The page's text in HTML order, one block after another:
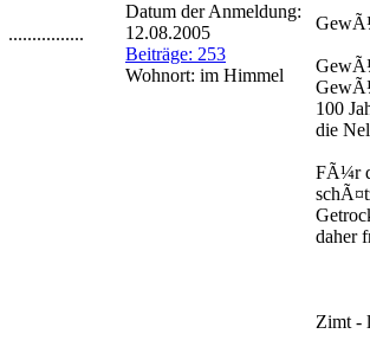
................
Datum der Anmeldung:
12.08.2005
Beiträge: 253
Wohnort: im Himmel
100
die
FÃ¼r
daher
Zimt -